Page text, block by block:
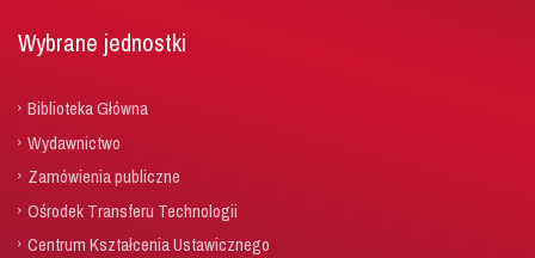
Wybrane jednostki
Biblioteka Główna
Wydawnictwo
Zamówienia publiczne
Ośrodek Transferu Technologii
Centrum Kształcenia Ustawicznego